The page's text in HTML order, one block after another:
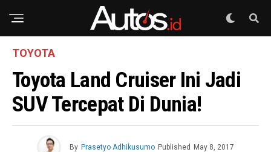
TOYOTA
Toyota Land Cruiser Ini Jadi
SUV Tercepat Di Dunia!
By Prasetyo Adhikusumo Published May 8, 2017